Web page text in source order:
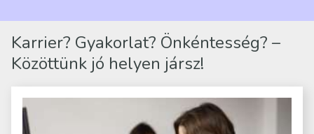
Karrier? Gyakorlat? Önkéntesség? –
Közöttünk jó helyen jársz!